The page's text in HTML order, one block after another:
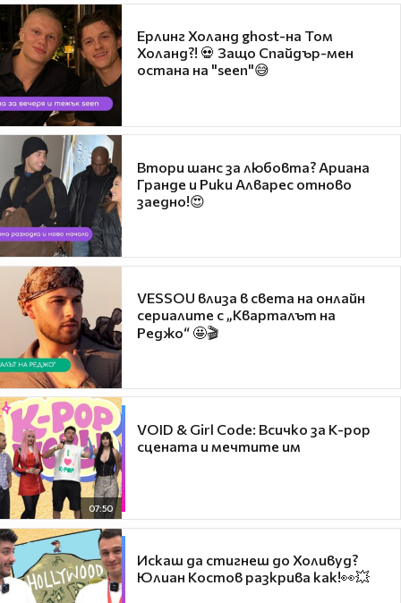
Ерлинг Холанд ghost-на Том
Холанд?! 💀 Защо Спайдър-мен
остана на "seen"😅
Втори шанс за любовта? Ариана
Гранде и Рики Алварес отново
заедно!😍
VESSOU влиза в света на онлайн
сериалите с „Кварталът на
Реджо“ 🤩🎬
07:50
VOID & Girl Code: Всичко за K-pop
сцената и мечтите им
Искаш да стигнеш до Холивуд?
Юлиан Костов разкрива как!👀💥